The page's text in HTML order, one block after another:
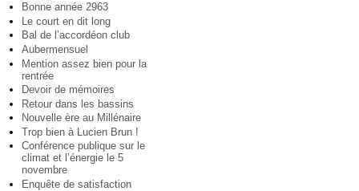
Bonne année 2963
Le court en dit long
Bal de l’accordéon club
Aubermensuel
Mention assez bien pour la
rentrée
Devoir de mémoires
Retour dans les bassins
Nouvelle ère au Millénaire
Trop bien à Lucien Brun !
Conférence publique sur le
climat et l’énergie le 5
novembre
Enquête de satisfaction